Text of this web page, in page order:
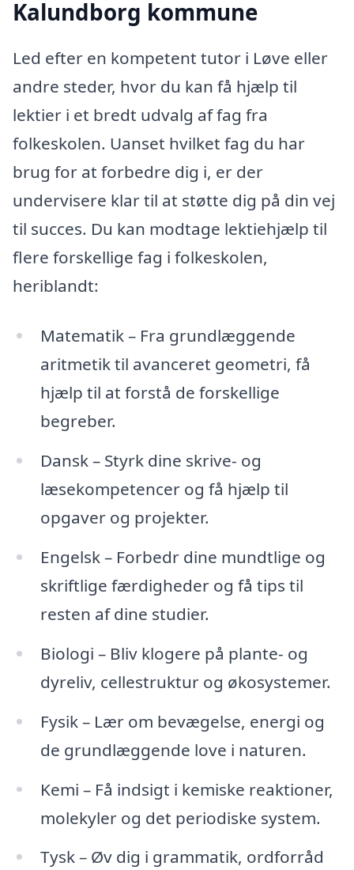
Kalundborg kommune
Led efter en kompetent tutor i Løve eller
andre steder, hvor du kan få hjælp til
lektier i et bredt udvalg af fag fra
folkeskolen. Uanset hvilket fag du har
brug for at forbedre dig i, er der
undervisere klar til at støtte dig på din vej
til succes. Du kan modtage lektiehjælp til
flere forskellige fag i folkeskolen,
heriblandt:
Matematik – Fra grundlæggende
aritmetik til avanceret geometri, få
hjælp til at forstå de forskellige
begreber.
Dansk – Styrk dine skrive- og
læsekompetencer og få hjælp til
opgaver og projekter.
Engelsk – Forbedr dine mundtlige og
skriftlige færdigheder og få tips til
resten af dine studier.
Biologi – Bliv klogere på plante- og
dyreliv, cellestruktur og økosystemer.
Fysik – Lær om bevægelse, energi og
de grundlæggende love i naturen.
Kemi – Få indsigt i kemiske reaktioner,
molekyler og det periodiske system.
Tysk – Øv dig i grammatik, ordforråd